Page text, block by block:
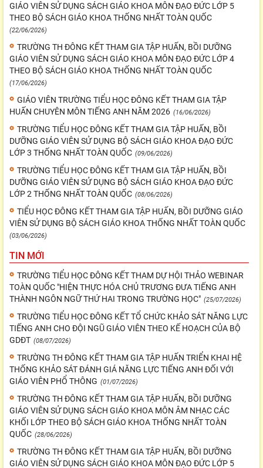
GIÁO VIÊN SỬ DỤNG SÁCH GIÁO KHOA MÔN ĐẠO ĐỨC LỚP 5
THEO BỘ SÁCH GIÁO KHOA THỐNG NHẤT TOÀN QUỐC
(22/06/2026)
TRƯỜNG TH ĐÔNG KẾT THAM GIA TẬP HUẤN, BỒI DƯỠNG
GIÁO VIÊN SỬ DỤNG SÁCH GIÁO KHOA MÔN ĐẠO ĐỨC LỚP 4
THEO BỘ SÁCH GIÁO KHOA THỐNG NHẤT TOÀN QUỐC
(17/06/2026)
GIÁO VIÊN TRƯỜNG TIỂU HỌC ĐÔNG KẾT THAM GIA TẬP
HUẤN CHUYÊN MÔN TIẾNG ANH NĂM 2026 (16/06/2026)
TRƯỜNG TIỂU HỌC ĐÔNG KẾT THAM GIA TẬP HUẤN, BỒI
DƯỠNG GIÁO VIÊN SỬ DỤNG BỘ SÁCH GIÁO KHOA ĐẠO ĐỨC
LỚP 3 THỐNG NHẤT TOÀN QUỐC (09/06/2026)
TRƯỜNG TIỂU HỌC ĐÔNG KẾT THAM GIA TẬP HUẤN, BỒI
DƯỠNG GIÁO VIÊN SỬ DỤNG BỘ SÁCH GIÁO KHOA ĐẠO ĐỨC
LỚP 2 THỐNG NHẤT TOÀN QUỐC (08/06/2026)
TIỂU HỌC ĐÔNG KẾT THAM GIA TẬP HUẤN, BỒI DƯỠNG GIÁO
VIÊN SỬ DỤNG BỘ SÁCH GIÁO KHOA THỐNG NHẤT TOÀN QUỐC
(03/06/2026)
TIN MỚI
TRƯỜNG TIỂU HỌC ĐÔNG KẾT THAM DỰ HỘI THẢO WEBINAR
TOÀN QUỐC "HIỆN THỰC HÓA CHỦ TRƯƠNG ĐƯA TIẾNG ANH
THÀNH NGÔN NGỮ THỨ HAI TRONG TRƯỜNG HỌC" (25/07/2026)
TRƯỜNG TIỂU HỌC ĐÔNG KẾT TỔ CHỨC KHẢO SÁT NĂNG LỰC
TIẾNG ANH CHO ĐỘI NGŨ GIÁO VIÊN THEO KẾ HOẠCH CỦA BỘ
GDĐT (08/07/2026)
TRƯỜNG TH ĐÔNG KẾT THAM GIA TẬP HUẤN TRIỂN KHAI HỆ
THỐNG KHẢO SÁT ĐÁNH GIÁ NĂNG LỰC TIẾNG ANH ĐỐI VỚI
GIÁO VIÊN PHỔ THÔNG (01/07/2026)
TRƯỜNG TH ĐÔNG KẾT THAM GIA TẬP HUẤN, BỒI DƯỠNG
GIÁO VIÊN SỬ DỤNG SÁCH GIÁO KHOA MÔN ÂM NHẠC CÁC
KHỐI LỚP THEO BỘ SÁCH GIÁO KHOA THỐNG NHẤT TOÀN
QUỐC (28/06/2026)
TRƯỜNG TH ĐÔNG KẾT THAM GIA TẬP HUẤN, BỒI DƯỠNG
GIÁO VIÊN SỬ DỤNG SÁCH GIÁO KHOA MÔN ĐẠO ĐỨC LỚP 5